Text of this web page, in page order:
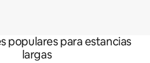
populares para estancias
largas